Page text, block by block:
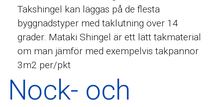
Takshingel kan läggas på de flesta
byggnadstyper med taklutning över 14
grader. Mataki Shingel är ett lätt takmaterial
om man jämför med exempelvis takpannor
3m2 per/pkt
Nock- och